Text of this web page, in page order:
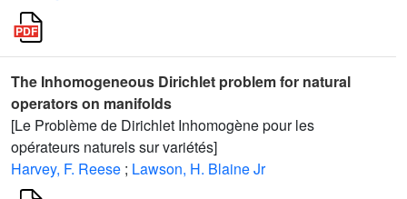
The Inhomogeneous Dirichlet problem for natural
operators on manifolds
[Le Problème de Dirichlet Inhomogène pour les
opérateurs naturels sur variétés]
Harvey, F. Reese ; Lawson, H. Blaine Jr